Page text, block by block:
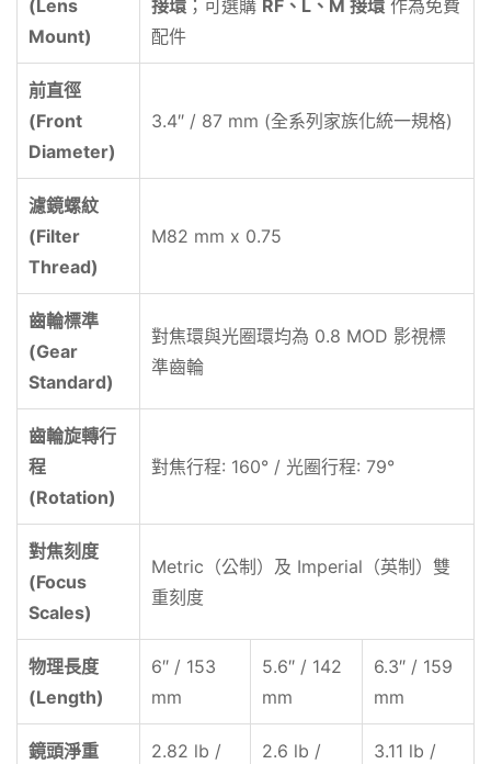
(Lens
Mount)
接環 ；可選購 RF、L、M 接環 作為免費
配件
前直徑
(Front
Diameter)
3.4″ / 87 mm (全系列家族化統一規格)
濾鏡螺紋
(Filter
Thread)
M82 mm x 0.75
齒輪標準
(Gear
Standard)
對焦環與光圈環均為 0.8 MOD 影視標
準齒輪
齒輪旋轉行
程
(Rotation)
對焦行程: 160° / 光圈行程: 79°
對焦刻度
(Focus
Scales)
Metric（公制）及 Imperial（英制）雙
重刻度
物理長度
(Length)
6″ / 153
mm
5.6″ / 142
mm
6.3″ / 159
mm
鏡頭淨重
2.82 lb /
2.6 lb /
3.11 lb /